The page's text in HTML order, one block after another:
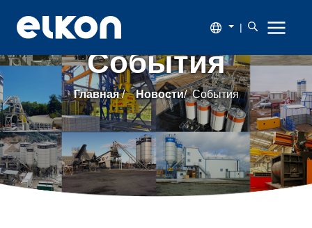
|
О
компании
Продукция
Новости
События
Главная/ Новости/ События